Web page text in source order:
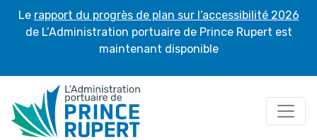
Le rapport du progrès de plan sur l’accessibilité 2026
de L’Administration portuaire de Prince Rupert est
maintenant disponible